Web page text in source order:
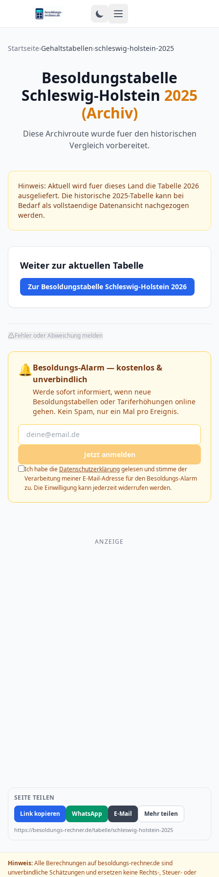
Zum Inhalt springen
Startseite›Gehaltstabellen›schleswig-holstein-2025
Besoldungstabelle
Schleswig-Holstein 2025
(Archiv)
Diese Archivroute wurde fuer den historischen
Vergleich vorbereitet.
Hinweis: Aktuell wird fuer dieses Land die Tabelle 2026
ausgeliefert. Die historische 2025-Tabelle kann bei
Bedarf als vollstaendige Datenansicht nachgezogen
werden.
Weiter zur aktuellen Tabelle
Zur Besoldungstabelle Schleswig-Holstein 2026
Fehler oder Abweichung melden
🔔Besoldungs-Alarm — kostenlos &
unverbindlich
Werde sofort informiert, wenn neue
Besoldungstabellen oder Tariferhöhungen online
gehen. Kein Spam, nur ein Mal pro Ereignis.
Jetzt anmelden
Ich habe die Datenschutzerklärunggelesen und stimme der
Verarbeitung meiner E-Mail-Adresse für den Besoldungs-Alarm
zu. Die Einwilligung kann jederzeit widerrufen werden.
ANZEIGE
SEITE TEILEN
Link kopieren
WhatsApp E-Mail Mehr teilen
https://besoldungs-rechner.de/tabelle/schleswig-holstein-2025
Hinweis:Alle Berechnungen auf besoldungs-rechner.de sind
unverbindliche Schätzungen und ersetzen keine Rechts-, Steuer- oder